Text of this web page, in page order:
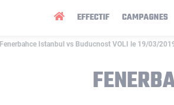
EFFECTIF CAMPAGNES
Fenerbahce Istanbul vs Buducnost VOLI le 19/03/